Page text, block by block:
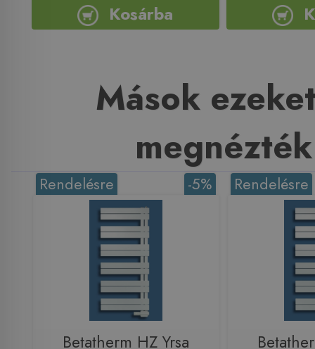
Kosárba
Mások
megnézték
-5%
Rendelésre
Betatherm HZ Yrsa
Rendelésre